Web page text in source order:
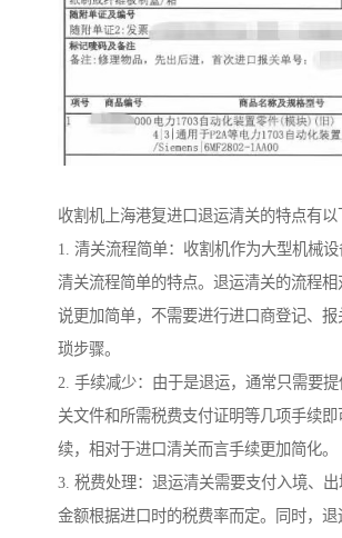
收割机上海港复进口退运清关的特点有以
1. 清关流程简单：收割机作为大型机械
清关流程简单的特点。退运清关的流程
说更加简单，不需要进行进口商登记、
琐步骤。
2. 手续减少：由于是退运，通常只需要
关文件和所需税费支付证明等几项手续
续，相对于进口清关而言手续更加简化。
3. 税费处理：退运清关需要支付入境、
金额根据进口时的税费率而定。同时，